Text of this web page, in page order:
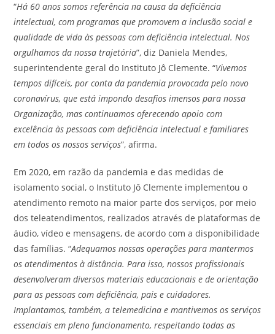
“Há 60 anos somos referência na causa da deficiência
intelectual, com programas que promovem a inclusão social e
qualidade de vida às pessoas com deficiência intelectual. Nos
orgulhamos da nossa trajetória”, diz Daniela Mendes,
superintendente geral do Instituto Jô Clemente. “Vivemos
tempos difíceis, por conta da pandemia provocada pelo novo
coronavírus, que está impondo desafios imensos para nossa
Organização, mas continuamos oferecendo apoio com
excelência às pessoas com deficiência intelectual e familiares
em todos os nossos serviços”, afirma.
Em 2020, em razão da pandemia e das medidas de
isolamento social, o Instituto Jô Clemente implementou o
atendimento remoto na maior parte dos serviços, por meio
dos teleatendimentos, realizados através de plataformas de
áudio, vídeo e mensagens, de acordo com a disponibilidade
das famílias. “Adequamos nossas operações para mantermos
os atendimentos à distância. Para isso, nossos profissionais
desenvolveram diversos materiais educacionais e de orientação
para as pessoas com deficiência, pais e cuidadores.
Implantamos, também, a telemedicina e mantivemos os serviços
essenciais em pleno funcionamento, respeitando todas as